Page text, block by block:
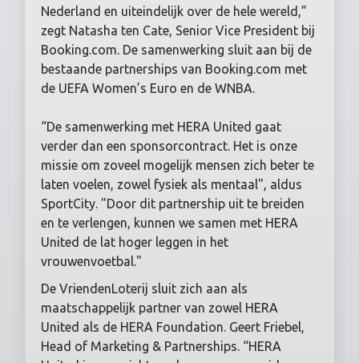
Nederland en uiteindelijk over de hele wereld,”
zegt Natasha ten Cate, Senior Vice President bij
Booking.com. De samenwerking sluit aan bij de
bestaande partnerships van Booking.com met
de UEFA Women’s Euro en de WNBA.
“De samenwerking met HERA United gaat
verder dan een sponsorcontract. Het is onze
missie om zoveel mogelijk mensen zich beter te
laten voelen, zowel fysiek als mentaal", aldus
SportCity. "Door dit partnership uit te breiden
en te verlengen, kunnen we samen met HERA
United de lat hoger leggen in het
vrouwenvoetbal."
De VriendenLoterij sluit zich aan als
maatschappelijk partner van zowel HERA
United als de HERA Foundation. Geert Friebel,
Head of Marketing & Partnerships. “HERA